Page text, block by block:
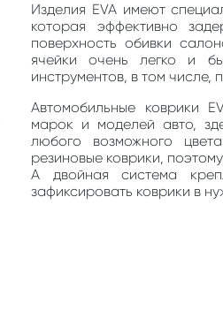
Изделия EVA имеют
которая эффективно
поверхность обивки
ячейки очень легко и
инструментов, в том
Автомобильные коврики
марок и моделей авто,
любого возможного
резиновые коврики,
А двойная система
зафиксировать коврики в